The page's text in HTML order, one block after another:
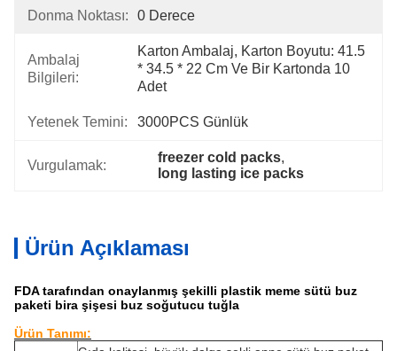
Donma Noktası: 0 Derece
Ambalaj
Bilgileri:
Karton Ambalaj, Karton Boyutu: 41.5
* 34.5 * 22 Cm Ve Bir Kartonda 10
Adet
Yetenek Temini: 3000PCS Günlük
Vurgulamak:
freezer cold packs,
long lasting ice packs
Ürün Açıklaması
FDA tarafından onaylanmış şekilli plastik meme sütü buz
paketi bira şişesi buz soğutucu tuğla
Ürün Tanımı: